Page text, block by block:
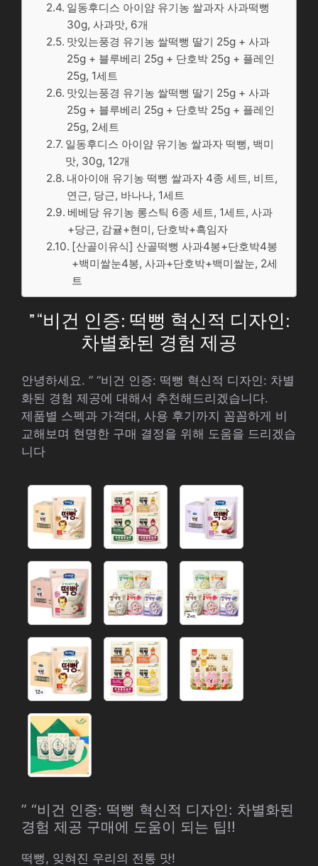
일동후디스 아이얌 유기농 쌀과자 사과떡뻥
30g, 사과맛, 6개
맛있는풍경 유기농 쌀떡뻥 딸기 25g + 사과
25g + 블루베리 25g + 단호박 25g + 플레인
25g, 1세트
맛있는풍경 유기농 쌀떡뻥 딸기 25g + 사과
25g + 블루베리 25g + 단호박 25g + 플레인
25g, 2세트
일동후디스 아이얌 유기농 쌀과자 떡뻥, 백미
맛, 30g, 12개
내아이애 유기농 떡뻥 쌀과자 4종 세트, 비트,
연근, 당근, 바나나, 1세트
베베당 유기농 롱스틱 6종 세트, 1세트, 사과
+당근, 감귤+현미, 단호박+흑임자
[산골이유식] 산골떡뻥 사과4봉+단호박4봉
+백미쌀눈4봉, 사과+단호박+백미쌀눈, 2세
트
” “비건 인증: 떡뻥 혁신적 디자인:
차별화된 경험 제공
안녕하세요. ” “비건 인증: 떡뻥 혁신적 디자인: 차별
화된 경험 제공에 대해서 추천해드리겠습니다.
제품별 스펙과 가격대, 사용 후기까지 꼼꼼하게 비
교해보며 현명한 구매 결정을 위해 도움을 드리겠습
니다
” “비건 인증: 떡뻥 혁신적 디자인: 차별화된
경험 제공 구매에 도움이 되는 팁!!
떡뻥, 잊혀진 우리의 전통 맛!